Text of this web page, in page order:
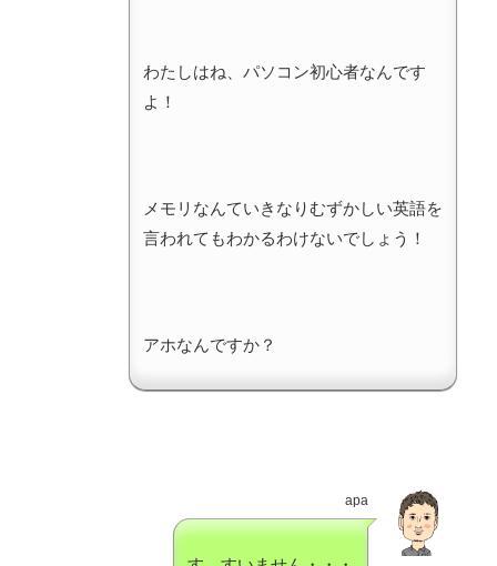
わたしはね、パソコン初心者なんです
よ！
メモリなんていきなりむずかしい英語を
言われてもわかるわけないでしょう！
アホなんですか？
apa